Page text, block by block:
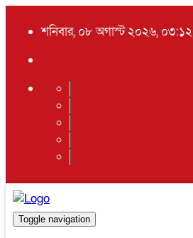
শনিবার, ০৮ অগাস্ট ২০২৬,
Toggle navigation